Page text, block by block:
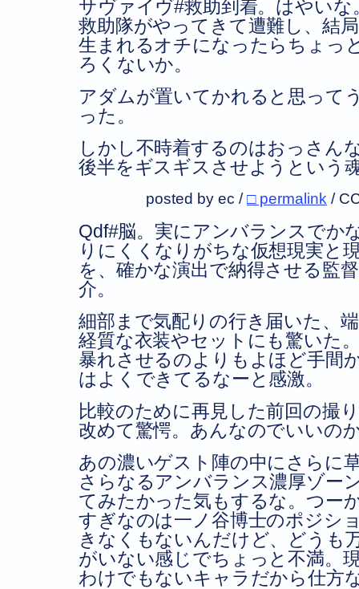
サヴァイヴ#救助到着。はやい
救助隊がやってきて遭難し、結
生まれるオチになったらちょっ
ろくないか。
アダムが置いてかれると思って
った。
しかし不時着するのはおっさん
後半をギスギスさせようという
posted by ec /□ permalink /
Qdf#脳。実にアンバランスでか
りにくくなりがちな仮想現実と
を、確かな演出で納得させる監
介。
細部まで気配りの行き届いた、
経質な衣装やセットにも驚いた
暴れさせるのよりもよほど手間
はよくできてるなーと感激。
比較のために再見した前回の撮
改めて驚愕。あんなのでいいの
あの濃いゲスト陣の中にさらに
さらなるアンバランス濃厚ゾー
てみたかった気もするな。つー
すぎなのは一ノ谷博士のポジシ
きなくもないんだけど、どうも
がいない感じでちょっと不満。
わけでもないキャラだから仕方